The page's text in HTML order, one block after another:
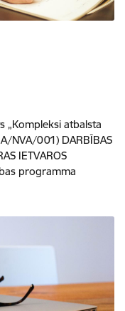
„Kompleksi atbalsta
NVA/001) DARBĪBAS
IETVAROS
programma